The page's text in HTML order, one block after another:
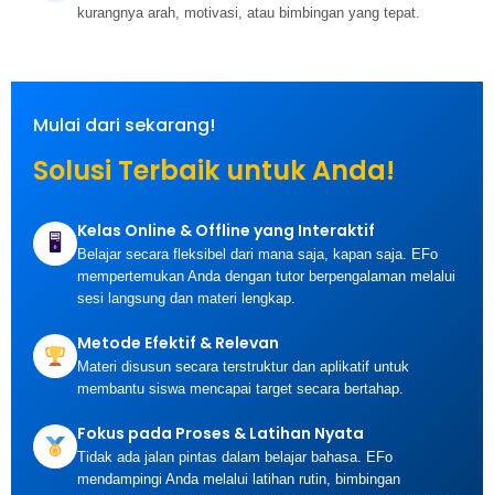
kurangnya arah, motivasi, atau bimbingan yang tepat.
Mulai dari sekarang!
Solusi Terbaik untuk Anda!
🖥
Kelas Online & Offline yang Interaktif
Belajar secara fleksibel dari mana saja, kapan saja. EFo
mempertemukan Anda dengan tutor berpengalaman melalui
sesi langsung dan materi lengkap.
Metode Efektif & Relevan
Materi disusun secara terstruktur dan aplikatif untuk
membantu siswa mencapai target secara bertahap.
Fokus pada Proses & Latihan Nyata
Tidak ada jalan pintas dalam belajar bahasa. EFo
mendampingi Anda melalui latihan rutin, bimbingan